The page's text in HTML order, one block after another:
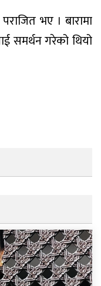
भए । बारामा
समर्थन गरेको थियो